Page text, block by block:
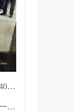
鞋跑掉了也要抓住你！民警街头狂奔400米擒贼
她翻遍30年前尘封档案，收获人生第一面锦旗